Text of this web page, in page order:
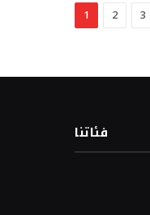
1 2 3
فئاتنا